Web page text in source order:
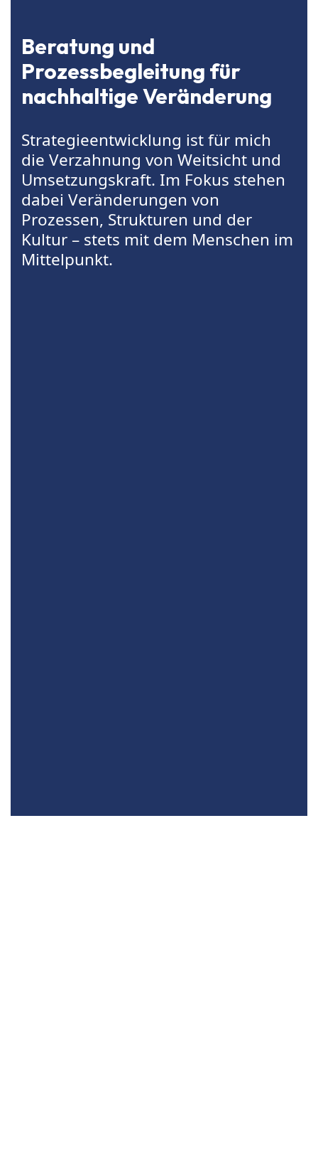
Beratung und
Prozessbegleitung für
nachhaltige Veränderung
Strategieentwicklung ist für mich
die Verzahnung von Weitsicht und
Umsetzungskraft. Im Fokus stehen
dabei Veränderungen von
Prozessen, Strukturen und der
Kultur – stets mit dem Menschen im
Mittelpunkt.